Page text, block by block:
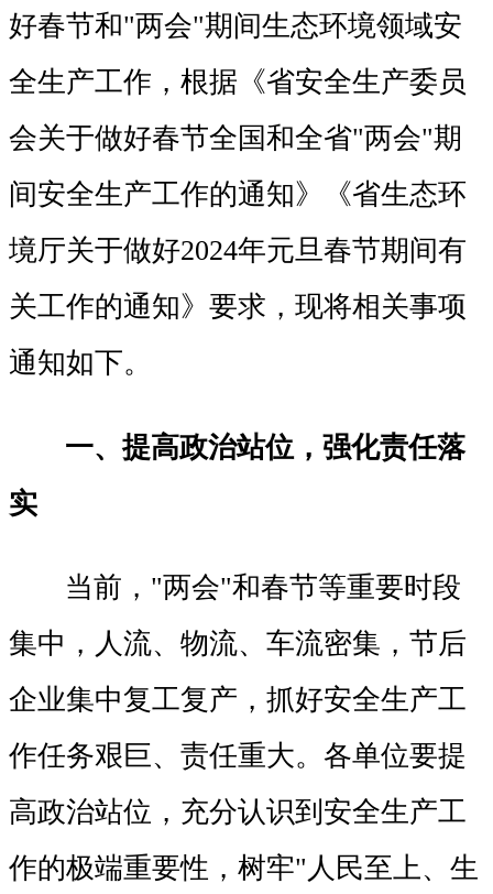
好春节和"两会"期间生态环境领域安
全生产工作，根据《省安全生产委员
会关于做好春节全国和全省"两会"期
间安全生产工作的通知》《省生态环
境厅关于做好2024年元旦春节期间有
关工作的通知》要求，现将相关事项
通知如下。
一、提高政治站位，强化责任落
实
当前，"两会"和春节等重要时段
集中，人流、物流、车流密集，节后
企业集中复工复产，抓好安全生产工
作任务艰巨、责任重大。各单位要提
高政治站位，充分认识到安全生产工
作的极端重要性，树牢"人民至上、生